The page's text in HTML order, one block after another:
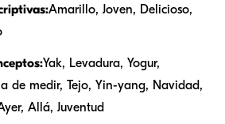
Amarillo, Joven, Delicioso,
Yak, Levadura, Yogur,
de medir, Tejo, Yin-yang, Navidad,
Allá, Juventud